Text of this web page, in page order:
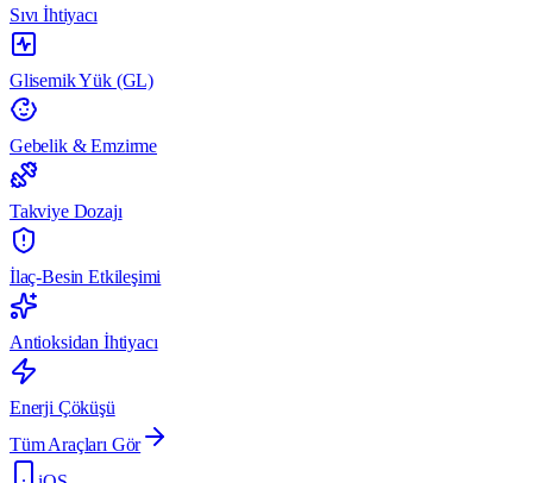
Sıvı İhtiyacı
Glisemik Yük (GL)
Gebelik & Emzirme
Takviye Dozajı
İlaç-Besin Etkileşimi
Antioksidan İhtiyacı
Enerji Çöküşü
Tüm Araçları Gör